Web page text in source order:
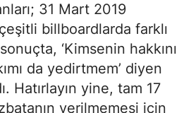
31 Mart 2019
billboardlarda farklı
‘Kimsenin hakkını
da yedirtmem’ diyen
Hatırlayın yine, tam 17
verilmemesi için